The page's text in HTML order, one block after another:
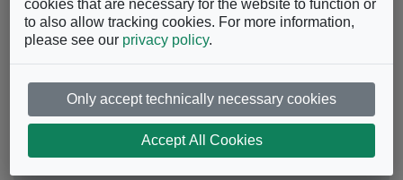
Kaleidos
Ufficio Reception Kaleidos
cookies that are necessary for the website to function or
to also allow tracking cookies. For more information,
please see our privacy policy.
Only accept technically necessary cookies
Accept All Cookies